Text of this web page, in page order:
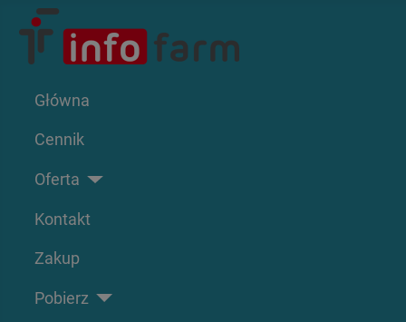
Główna
Cennik
Oferta
Kontakt
Zakup
Pobierz